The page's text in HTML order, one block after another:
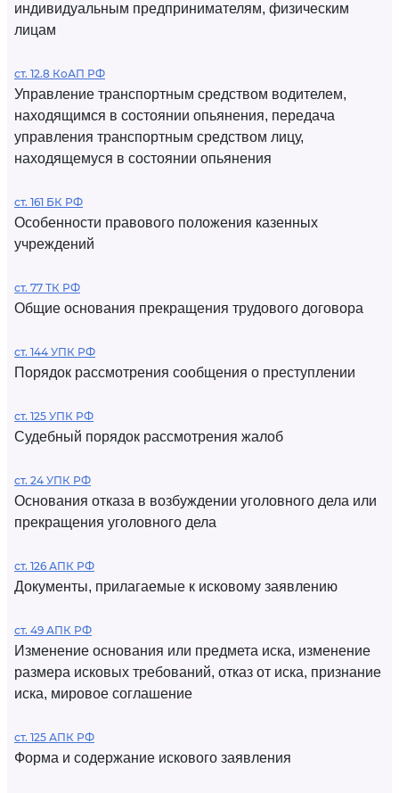
индивидуальным предпринимателям, физическим
лицам
ст. 12.8 КоАП РФ
Управление транспортным средством водителем,
находящимся в состоянии опьянения, передача
управления транспортным средством лицу,
находящемуся в состоянии опьянения
ст. 161 БК РФ
Особенности правового положения казенных
учреждений
ст. 77 ТК РФ
Общие основания прекращения трудового договора
ст. 144 УПК РФ
Порядок рассмотрения сообщения о преступлении
ст. 125 УПК РФ
Судебный порядок рассмотрения жалоб
ст. 24 УПК РФ
Основания отказа в возбуждении уголовного дела или
прекращения уголовного дела
ст. 126 АПК РФ
Документы, прилагаемые к исковому заявлению
ст. 49 АПК РФ
Изменение основания или предмета иска, изменение
размера исковых требований, отказ от иска, признание
иска, мировое соглашение
ст. 125 АПК РФ
Форма и содержание искового заявления